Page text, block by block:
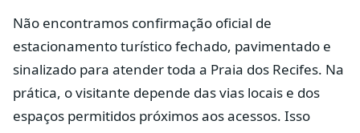
Não encontramos confirmação oficial de
estacionamento turístico fechado, pavimentado e
sinalizado para atender toda a Praia dos Recifes. Na
prática, o visitante depende das vias locais e dos
espaços permitidos próximos aos acessos. Isso